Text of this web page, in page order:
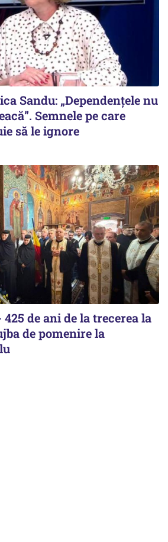
Sandu: „Dependențele nu
Semnele pe care
să le ignore
de ani de la trecerea la
de pomenire la